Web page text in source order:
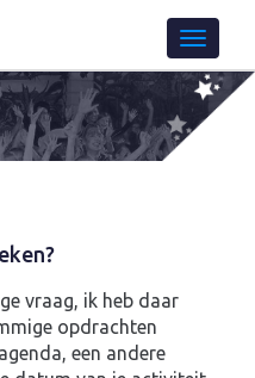
vraag, ik heb daar
opdrachten
een andere